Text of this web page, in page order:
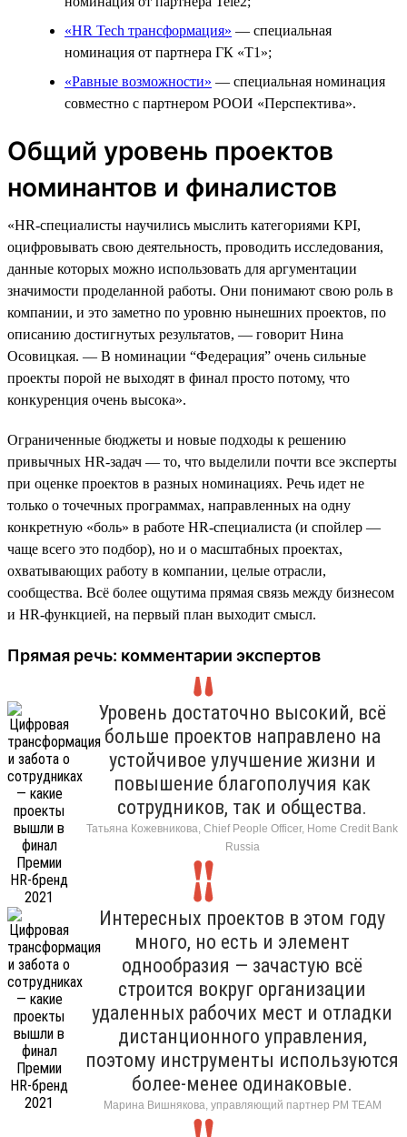
«HR Tech трансформация» — специальная
номинация от партнера ГК «Т1»;
«Равные возможности» — специальная номинация
совместно с партнером РООИ «Перспектива».
Общий уровень проектов
номинантов и финалистов
«HR-специалисты научились мыслить категориями KPI,
оцифровывать свою деятельность, проводить исследования,
данные которых можно использовать для аргументации
значимости проделанной работы. Они понимают свою роль в
компании, и это заметно по уровню нынешних проектов, по
описанию достигнутых результатов, — говорит Нина
Осовицкая. — В номинации “Федерация” очень сильные
проекты порой не выходят в финал просто потому, что
конкуренция очень высока».
Ограниченные бюджеты и новые подходы к решению
привычных HR-задач — то, что выделили почти все эксперты
при оценке проектов в разных номинациях. Речь идет не
только о точечных программах, направленных на одну
конкретную «боль» в работе HR-специалиста (и спойлер —
чаще всего это подбор), но и о масштабных проектах,
охватывающих работу в компании, целые отрасли,
сообщества. Всё более ощутима прямая связь между бизнесом
и HR-функцией, на первый план выходит смысл.
Прямая речь: комментарии экспертов
Уровень достаточно высокий, всё
больше проектов направлено на
устойчивое улучшение жизни и
повышение благополучия как
сотрудников, так и общества.
Татьяна Кожевникова, Chief People Officer, Home Credit Bank
Russia
Интересных проектов в этом году
много, но есть и элемент
однообразия — зачастую всё
строится вокруг организации
удаленных рабочих мест и отладки
дистанционного управления,
поэтому инструменты используются
более-менее одинаковые.
Марина Вишнякова, управляющий партнер РМ ТЕАМ